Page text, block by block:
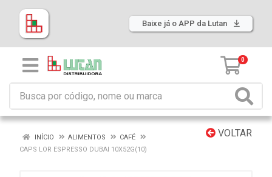
Baixe já o APP da Lutan
0
VOLTAR
INÍCIO ALIMENTOS
CAFÉ
CAPS LOR ESPRESSO DUBAI 10X52G(10)